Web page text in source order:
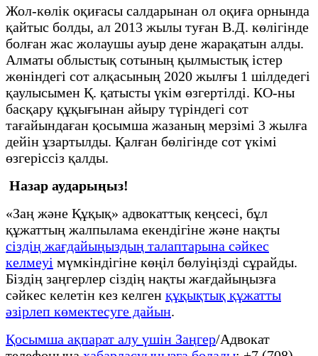
Жол-көлік оқиғасы салдарынан ол оқиға орнында
қайтыс болды, ал 2013 жылы туған В.Д. көлігінде
болған жас жолаушы ауыр дене жарақатын алды.
Алматы облыстық сотының қылмыстық істер
жөніндегі сот алқасының 2020 жылғы 1 шілдедегі
қаулысымен Қ. қатысты үкім өзгертілді. КО-ны
басқару құқығынан айыру түріндегі сот
тағайындаған қосымша жазаның мерзімі 3 жылға
дейін ұзартылды. Қалған бөлігінде сот үкімі
өзгеріссіз қалды.
Назар аударыңыз!
«Заң және Құқық» адвокаттық кеңсесі, бұл
құжаттың жалпылама екендігіне және нақты
сіздің жағдайыңыздың талаптарына сәйкес
келмеуі мүмкіндігіне көңіл бөлуіңізді сұрайды.
Біздің заңгерлер сіздің нақты жағдайыңызға
сәйкес келетін кез келген құқықтық құжатты
әзірлеп көмектесуге дайын.
Қосымша ақпарат алу үшін Заңгер/Адвокат